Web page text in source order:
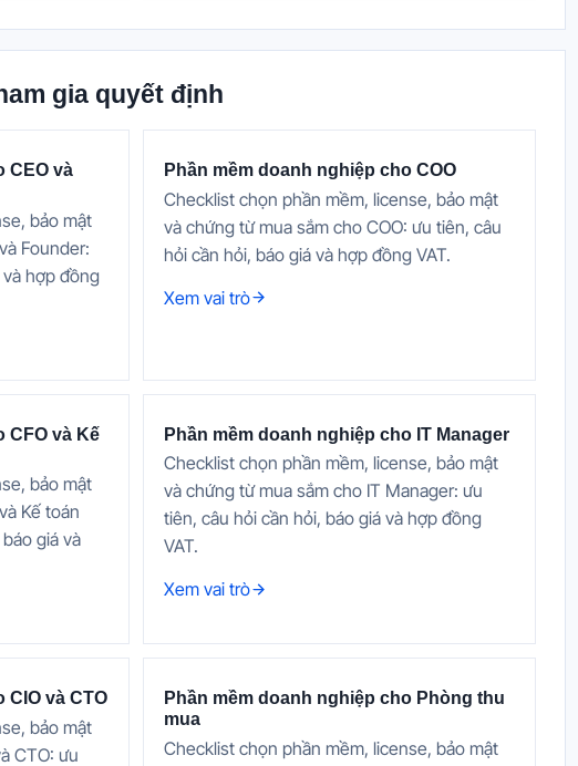
gia quyết định
CEO và
bảo mật
Founder:
hợp đồng
Phần mềm doanh nghiệp cho COO
Checklist chọn phần mềm, license, bảo mật
và chứng từ mua sắm cho COO: ưu tiên, câu
hỏi cần hỏi, báo giá và hợp đồng VAT.
Xem vai trò
CFO và Kế
bảo mật
Kế toán
giá và
Phần mềm doanh nghiệp cho IT Manager
Checklist chọn phần mềm, license, bảo mật
và chứng từ mua sắm cho IT Manager: ưu
tiên, câu hỏi cần hỏi, báo giá và hợp đồng
VAT.
Xem vai trò
CIO và CTO
bảo mật
CTO: ưu
Phần mềm doanh nghiệp cho Phòng thu
mua
Checklist chọn phần mềm, license, bảo mật